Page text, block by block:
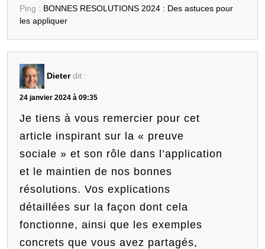
Ping : BONNES RESOLUTIONS 2024 : Des astuces pour
les appliquer
Dieter dit :
24 janvier 2024 à 09:35
Je tiens à vous remercier pour cet
article inspirant sur la « preuve
sociale » et son rôle dans l’application
et le maintien de nos bonnes
résolutions. Vos explications
détaillées sur la façon dont cela
fonctionne, ainsi que les exemples
concrets que vous avez partagés,